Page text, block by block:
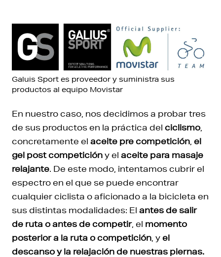
Galuis Sport es proveedor y suministra sus
productos al equipo Movistar
En nuestro caso, nos decidimos a probar tres
de sus productos en la práctica del ciclismo
concretamente el aceite pre competición el
gel post competicióny el aceite para masaje
relajante. De este modo, intentamos cubrir el
espectro en el que se puede encontrar
cualquier ciclista o aficionado a la bicicleta en
sus distintas modalidades: El antes de salir
de ruta o antes de competir, el momento
posterior a la ruta o competición , yel
descanso y la relajación de nuestras piernas.